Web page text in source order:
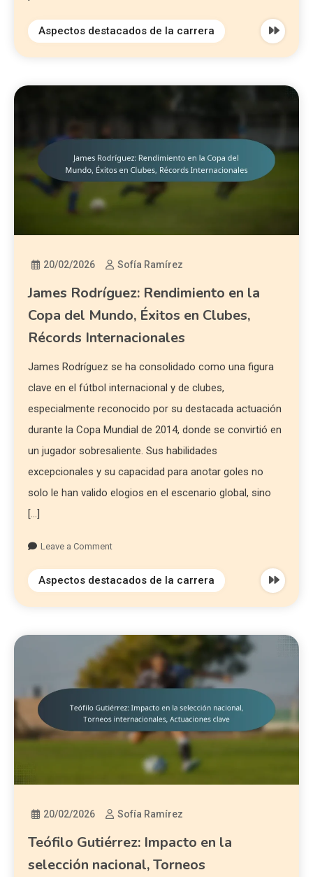
Aspectos destacados de la carrera
20/02/2026 Sofía Ramírez
James Rodríguez: Rendimiento en la
Copa del Mundo, Éxitos en Clubes,
Récords Internacionales
James Rodríguez se ha consolidado como una figura
clave en el fútbol internacional y de clubes,
especialmente reconocido por su destacada actuación
durante la Copa Mundial de 2014, donde se convirtió en
un jugador sobresaliente. Sus habilidades
excepcionales y su capacidad para anotar goles no
solo le han valido elogios en el escenario global, sino
[…]
Leave a Comment
Aspectos destacados de la carrera
20/02/2026 Sofía Ramírez
Teófilo Gutiérrez: Impacto en la
selección nacional, Torneos